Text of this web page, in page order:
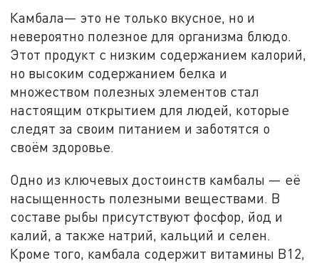
Камбала— это не только вкусное, но и
невероятно полезное для организма блюдо.
Этот продукт с низким содержанием калорий,
но высоким содержанием белка и
множеством полезных элементов стал
настоящим открытием для людей, которые
следят за своим питанием и заботятся о
своём здоровье.
Одно из ключевых достоинств камбалы — её
насыщенность полезными веществами. В
составе рыбы присутствуют фосфор, йод и
калий, а также натрий, кальций и селен.
Кроме того, камбала содержит витамины B12,